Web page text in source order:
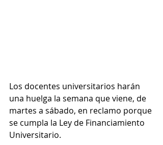
Los docentes universitarios harán
una huelga la semana que viene, de
martes a sábado, en reclamo porque
se cumpla la Ley de Financiamiento
Universitario.